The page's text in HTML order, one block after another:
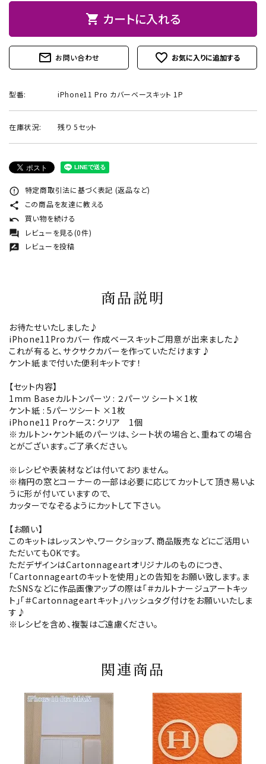
shopping_cart カートに入れる
mail_outline お問い合わせ favorite_outline
型番: iPhone11 Pro カバーベースキット 1P
在庫状況: 残り 5セット
error_outline 特定商取引法に基づく表記 (返品など)
share この商品を友達に教える
undo 買い物を続ける
forum レビューを見る(0件)
rate_review レビューを投稿
商品説明
お待たせいたしました♪
iPhone11Proカバー 作成ベースキットご用意が出来ました♪
これが有ると、サクサクカバーを作っていただけます♪
ケント紙まで付いた便利キットです！
【セット内容】
1mm Baseカルトンパーツ : ２パーツ シート×1枚
ケント紙 : 5パーツシート ×1枚
iPhone11 Proケース：クリア 1個
※カルトン・ケント紙のパーツは、シート状の場合と、重ねての場合
とがございます。ご了承ください。
※レシピや表装材などは付いておりません。
※楕円の窓とコーナーの一部は必要に応じてカットして頂き易いよ
うに形が付いていますので、
カッターでなぞるようにカットして下さい。
【お願い】
このキットはレッスンや、ワークショップ、商品販売などにご活用い
ただいてもOKです。
ただデザインはCartonnageartオリジナルのものにつき、
「Cartonnageartのキットを使用」との告知をお願い致します。ま
たSNSなどに作品画像アップの際は「＃カルトナージュアートキッ
ト」「＃Cartonnageartキット」ハッシュタグ付けをお願いいたしま
す♪
※レシピを含め、複製はご遠慮ください。
関連商品